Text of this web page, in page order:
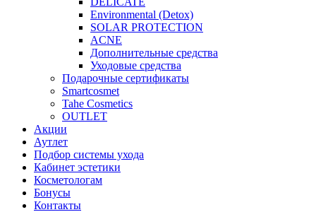
Environmental (Detox)
SOLAR PROTECTION
АCNE
Дополнительные средства
Уходовые средства
Подарочные сертификаты
Smartcosmet
Tahe Cosmetics
OUTLET
Акции
Аутлет
Подбор системы ухода
Кабинет эстетики
Косметологам
Бонусы
Контакты